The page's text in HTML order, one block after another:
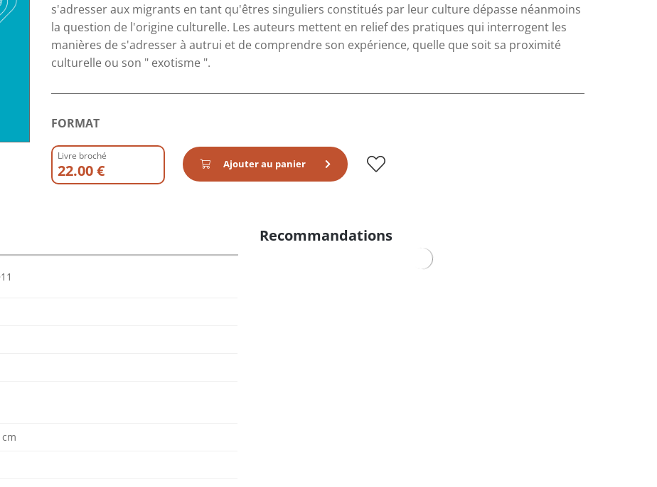
s'adresser aux migrants en tant qu'êtres singuliers constitués par leur culture dépasse néanmoins
la question de l'origine culturelle. Les auteurs mettent en relief des pratiques qui interrogent les
manières de s'adresser à autrui et de comprendre son expérience, quelle que soit sa proximité
culturelle ou son " exotisme ".
FORMAT
Livre broché
22.00 € Ajouter au panier
Recommandations